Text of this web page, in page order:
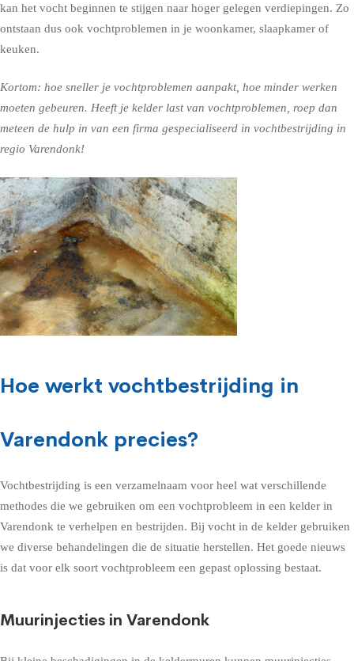
kan het vocht beginnen te stijgen naar hoger gelegen verdiepingen. Zo
ontstaan dus ook vochtproblemen in je woonkamer, slaapkamer of
keuken.
Kortom: hoe sneller je vochtproblemen aanpakt, hoe minder werken
moeten gebeuren. Heeft je kelder last van vochtproblemen, roep dan
meteen de hulp in van een firma gespecialiseerd in vochtbestrijding in
regio Varendonk!
Hoe werkt vochtbestrijding in
Varendonk precies?
Vochtbestrijding is een verzamelnaam voor heel wat verschillende
methodes die we gebruiken om een vochtprobleem in een kelder in
Varendonk te verhelpen en bestrijden. Bij vocht in de kelder gebruiken
we diverse behandelingen die de situatie herstellen. Het goede nieuws
is dat voor elk soort vochtprobleem een gepast oplossing bestaat.
Muurinjecties in Varendonk